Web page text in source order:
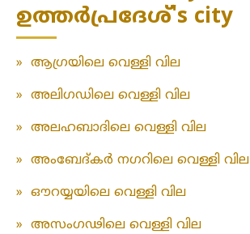
ഉത്തർപ്രദേശ്'s city
» ആഗ്രയിലെ വെള്ളി വില
» അലിഗഡിലെ വെള്ളി വില
» അലഹബാദിലെ വെള്ളി വില
» അംബേദ്കർ നഗറിലെ വെള്ളി വില
» ഔറയ്യയിലെ വെള്ളി വില
» അസംഗഢിലെ വെള്ളി വില